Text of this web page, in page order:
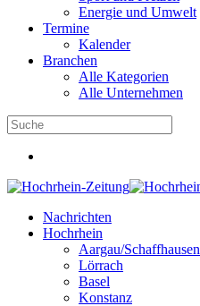
Energie und Umwelt
Termine
Kalender
Branchen
Alle Kategorien
Alle Unternehmen
Nachrichten
Hochrhein
Aargau/Schaffhausen
Lörrach
Basel
Konstanz